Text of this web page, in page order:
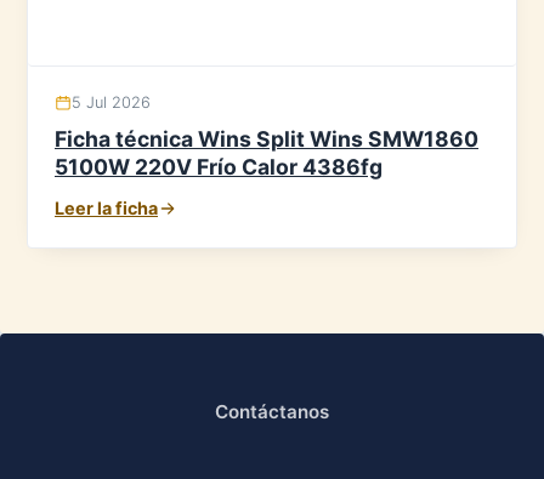
5 Jul 2026
Ficha técnica Wins Split Wins SMW1860
5100W 220V Frío Calor 4386fg
Leer la ficha
Contáctanos